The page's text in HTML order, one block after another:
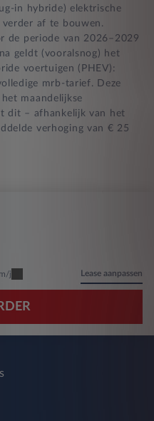
in hybride) elektrische
af te bouwen.
de periode van 2026–2029
geldt (vooralsnog) het
voertuigen (PHEV):
mrb-tarief. Deze
maandelijkse
dit – afhankelijk van het
verhoging van € 25
j Lease aanpassen